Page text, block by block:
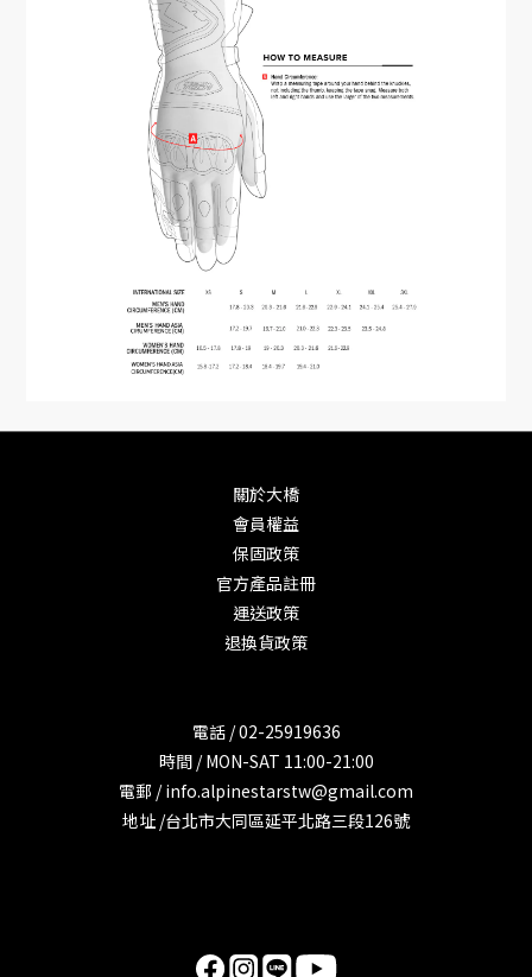
關於大橋
會員權益
保固政策
官方產品註冊
運送政策
退換貨政策
電話 / 02-25919636
時間 / MON-SAT 11:00-21:00
電郵 / info.alpinestarstw@gmail.com
地址 /台北市大同區延平北路三段126號